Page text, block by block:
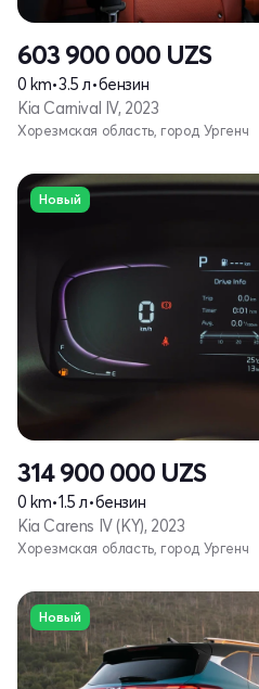
603 900 000 UZS
0 km•3.5 л•бензин
Kia Carnival IV, 2023
Хорезмская область, город Ургенч
Новый
314 900 000 UZS
0 km•1.5 л•бензин
Kia Carens IV (KY), 2023
Хорезмская область, город Ургенч
Новый